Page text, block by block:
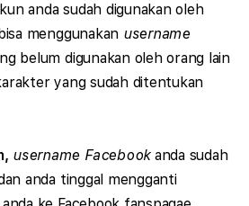
anda sudah digunakan oleh
menggunakan username
belum digunakan oleh orang lain
yang sudah ditentukan
username Facebookanda sudah
anda tinggal mengganti